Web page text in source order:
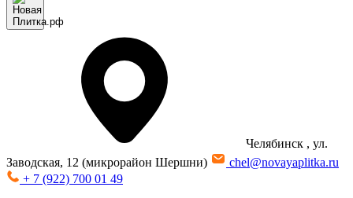
Челябинск , ул.
Заводская, 12 (микрорайон Шершни)
chel@novayaplitka.ru
+ 7 (922) 700 01 49